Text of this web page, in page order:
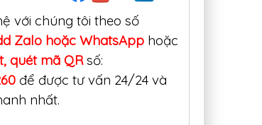
với chúng tôi theo số
Zalo hoặc WhatsApp hoặc
quét mã QRsố:
để được tư vấn 24/24 và
nhất.